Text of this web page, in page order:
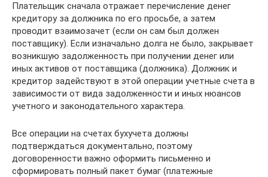
Плательщик сначала отражает перечисление денег
кредитору за должника по его просьбе, а затем
проводит взаимозачет (если он сам был должен
поставщику). Если изначально долга не было, закрывает
возникшую задолженность при получении денег или
иных активов от поставщика (должника). Должник и
кредитор задействуют в этой операции учетные счета в
зависимости от вида задолженности и иных нюансов
учетного и законодательного характера.
Все операции на счетах бухучета должны
подтверждаться документально, поэтому
договоренности важно оформить письменно и
сформировать полный пакет бумаг (платежные